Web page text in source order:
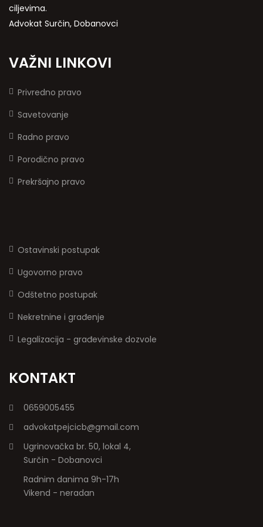
ciljevima.
Advokat Surčin, Dobanovci
VAŽNI LINKOVI
Privredno pravo
Savetovanje
Radno pravo
Porodično pravo
Prekršajno pravo
Ostavinski postupak
Ugovorno pravo
Odštetno postupak
Nekretnine i građenje
Legalizacija - građevinske dozvole
KONTAKT
0659005455
advokatpejcicb@gmail.com
Ugrinovačka br. 50, lokal 4,
Surčin - Dobanovci
Radnim danima 9h-17h
Vikend - neradan